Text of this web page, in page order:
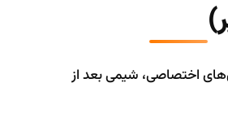
رتبه کنکور شده ۶۰٪. حالا بین درس‌های اختصاصی، شیمی بعد از